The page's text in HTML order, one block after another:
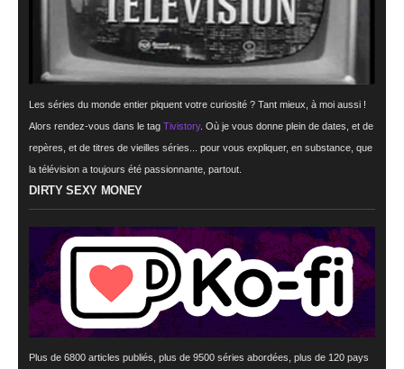
Les séries du monde entier piquent votre curiosité ? Tant mieux, à moi aussi !
Alors rendez-vous dans le tagTivistory. Où je vous donne plein de dates, et de
repères, et de titres de vieilles séries... pour vous expliquer, en substance, que
la télévision a toujours été passionnante, partout.
DIRTY SEXY MONEY
Plus de 6800 articles publiés, plus de 9500 séries abordées, plus de 120 pays